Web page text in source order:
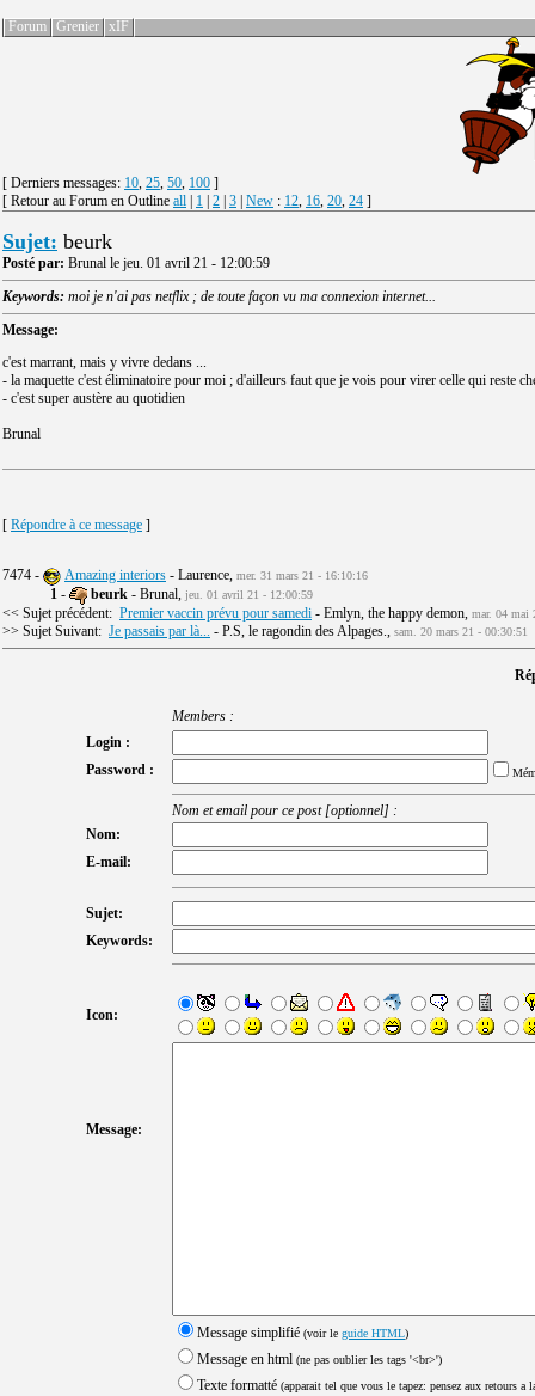
Forum Grenier xIF
[ Derniers messages: 10, 25, 50, 100 ]
[ Retour au Forum en Outline all 1 2 3 New : 12, 16, 20, 24 ]
Sujet: beurk
Posté par: Brunal le jeu. 01 avril 21 - 12:00:59
Keywords: moi je n'ai pas netflix ; de toute façon vu ma connexion internet...
Message:
c'est marrant, mais y vivre dedans ...
- la maquette c'est éliminatoire pour moi ; d'ailleurs faut que je vois pour virer celle qui reste
- c'est super austère au quotidien
Brunal
[ Répondre à ce message ]
7474 - Amazing interiors - Laurence, mer. 31 mars 21 - 16:10:16
1 - beurk - Brunal, jeu. 01 avril 21 - 12:00:59
<< Sujet précédent: Premier vaccin prévu pour samedi - Emlyn, the happy demon, mar. 04 mai
>> Sujet Suivant: Je passais par là... - P.S, le ragondin des Alpages., sam. 20 mars 21 - 00:30:51
Members :
Login :
Password :
Nom et email pour ce post [optionnel] :
Nom:
E-mail:
Sujet:
Keywords:
Icon:
Message:
Message simplifié (voir le guide HTML)
Message en html (ne pas oublier les tags '<br>')
Texte formatté (apparait tel que vous le tapez: pensez aux retours a